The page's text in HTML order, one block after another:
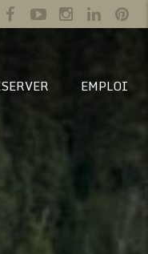
EMPLOI